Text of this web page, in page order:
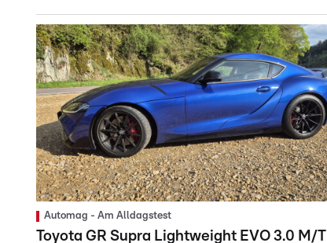
Automag - Am Alldagstest
Toyota GR Supra Lightweight EVO 3.0 M/T